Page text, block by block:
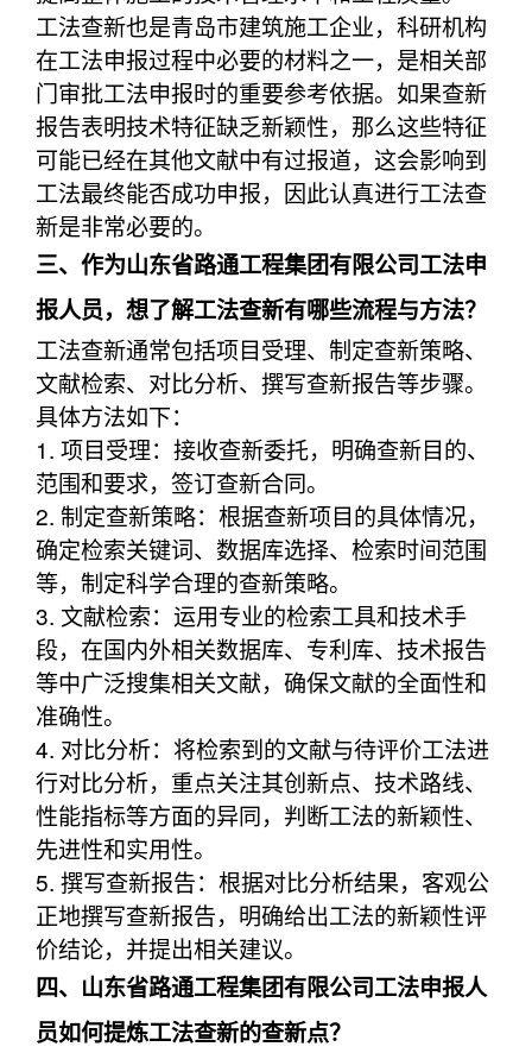
工法查新也是青岛市建筑施工企业，科研机构
在工法申报过程中必要的材料之一，是相关部
门审批工法申报时的重要参考依据。如果查新
报告表明技术特征缺乏新颖性，那么这些特征
可能已经在其他文献中有过报道，这会影响到
工法最终能否成功申报，因此认真进行工法查
新是非常必要的。
三、作为山东省路通工程集团有限公司工法申
报人员，想了解工法查新有哪些流程与方法？
工法查新通常包括项目受理、制定查新策略、
文献检索、对比分析、撰写查新报告等步骤。
具体方法如下：
1. 项目受理：接收查新委托，明确查新目的、
范围和要求，签订查新合同。
2. 制定查新策略：根据查新项目的具体情况，
确定检索关键词、数据库选择、检索时间范围
等，制定科学合理的查新策略。
3. 文献检索：运用专业的检索工具和技术手
段，在国内外相关数据库、专利库、技术报告
等中广泛搜集相关文献，确保文献的全面性和
准确性。
4. 对比分析：将检索到的文献与待评价工法进
行对比分析，重点关注其创新点、技术路线、
性能指标等方面的异同，判断工法的新颖性、
先进性和实用性。
5. 撰写查新报告：根据对比分析结果，客观公
正地撰写查新报告，明确给出工法的新颖性评
价结论，并提出相关建议。
四、山东省路通工程集团有限公司工法申报人
员如何提炼工法查新的查新点？